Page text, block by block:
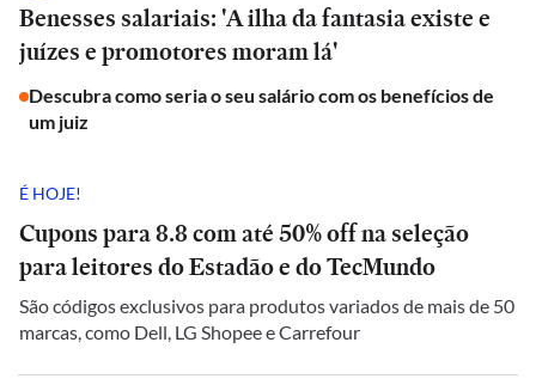
Benesses salariais: 'A ilha da fantasia existe e
juízes e promotores moram lá'
Descubra como seria o seu salário com os benefícios de
um juiz
É HOJE!
Cupons para 8.8 com até 50% off na seleção
para leitores do Estadão e do TecMundo
São códigos exclusivos para produtos variados de mais de 50
marcas, como Dell, LG Shopee e Carrefour